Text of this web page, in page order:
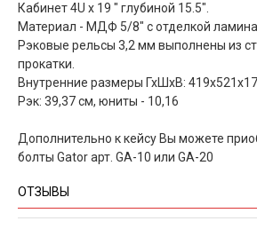
Кабинет 4U х 19 " глубиной 15.5".
Материал - МДФ 5/8" с отделкой
Рэковые рельсы 3,2 мм выполнены из
прокатки.
Внутренние размеры ГхШхВ:
Рэк: 39,37 см, юниты - 10,16
Дополнительно к кейсу Вы можете
болты Gator арт. GA-10 или GA-20
ОТЗЫВЫ